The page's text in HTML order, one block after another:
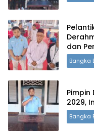
dan
Bangka
Pimpin
2029,
Bangka